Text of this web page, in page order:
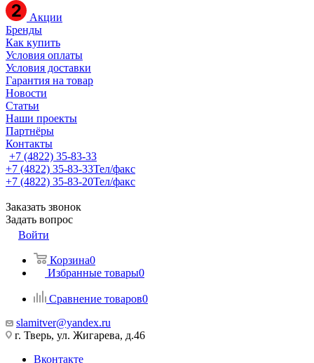
Акции
Бренды
Как купить
Условия оплаты
Условия доставки
Гарантия на товар
Новости
Статьи
Наши проекты
Партнёры
Контакты
+7 (4822) 35-83-33
+7 (4822) 35-83-33Тел/факс
+7 (4822) 35-83-20Тел/факс
Заказать звонок
Задать вопрос
Войти
Корзина0
Избранные товары0
Сравнение товаров0
slamitver@yandex.ru
г. Тверь, ул. Жигарева, д.46
Вконтакте